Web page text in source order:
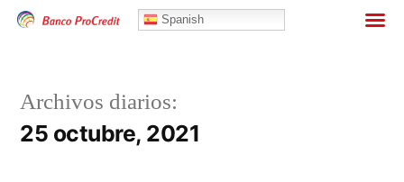
Spanish
Archivos diarios:
25 octubre, 2021